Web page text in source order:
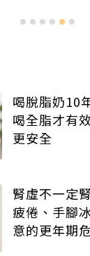
喝脫脂奶10
喝全脂才有
更安全
腎虛不一定
疲倦、手腳
意的更年期